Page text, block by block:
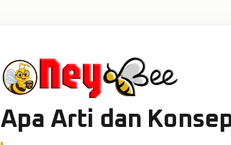
Apa Arti dan